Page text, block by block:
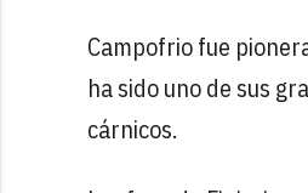
Campofrio fue
ha sido uno de sus
cárnicos.